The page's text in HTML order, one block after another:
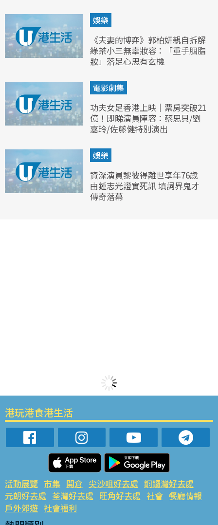
娛樂
《夫妻的博弈》郭柏妍親自拆解
綠茶小三無辜妝容：「重手胭脂
妝」落足心思有玄機
電影劇集
功夫女足香港上映｜票房突破21
億！即睇演員陣容：蔡思貝/劉
嘉玲/佐藤健特別演出
娛樂
資深演員黎彼得離世享年76歲
由鍾志光證實死訊 填詞界鬼才
傳奇落幕
港玩港食港生活
活動展覽 市集 開倉 尖沙咀好去處 銅鑼灣好去處
元朗好去處 荃灣好去處 旺角好去處 社會 餐廳情報
戶外郊遊 社會福利